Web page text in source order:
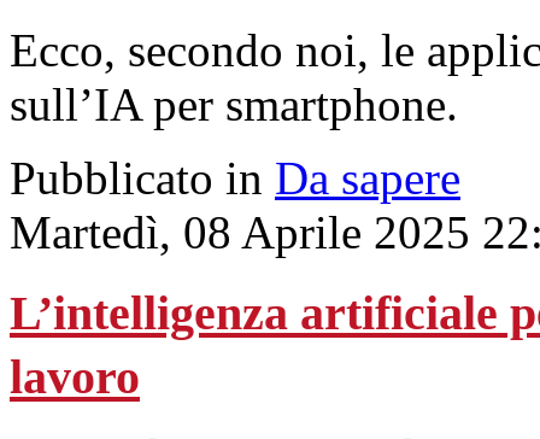
Ecco, secondo noi, le
sull’IA per smartphone.
Pubblicato in Da sapere
Martedì, 08 Aprile 2025
L’intelligenza artificiale
lavoro